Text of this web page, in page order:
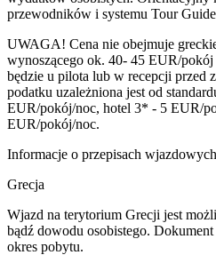
przewodników i systemu Tour
UWAGA! Cena nie obejmuje
wynoszącego ok. 40- 45 EUR/pokój
będzie u pilota lub w recepcji przed
podatku uzależniona jest od
EUR/pokój/noc, hotel 3* - 5 EUR/
EUR/pokój/noc.
Informacje o przepisach wjazdowych
Grecja
Wjazd na terytorium Grecji jest
bądź dowodu osobistego.
okres pobytu.